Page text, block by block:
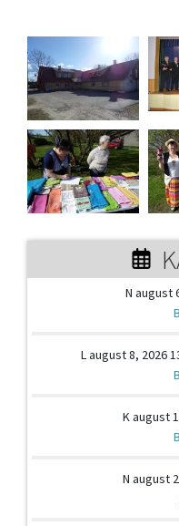
N august
L august 8, 2026
K august
N august